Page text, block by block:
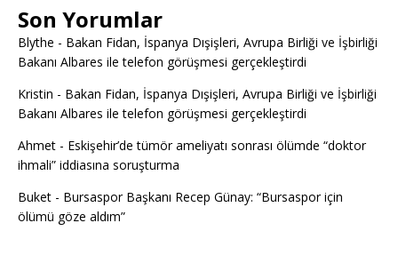
Son Yorumlar
Blythe - Bakan Fidan, İspanya Dışişleri, Avrupa Birliği ve İşbirliği
Bakanı Albares ile telefon görüşmesi gerçekleştirdi
Kristin - Bakan Fidan, İspanya Dışişleri, Avrupa Birliği ve İşbirliği
Bakanı Albares ile telefon görüşmesi gerçekleştirdi
Ahmet - Eskişehir’de tümör ameliyatı sonrası ölümde “doktor
ihmali” iddiasına soruşturma
Buket - Bursaspor Başkanı Recep Günay: “Bursaspor için
ölümü göze aldım”